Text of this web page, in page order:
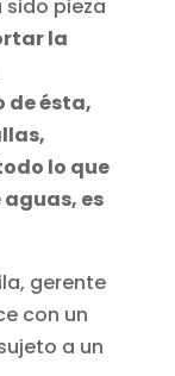
pieza
la
de ésta,
lo que
aguas, es
gerente
con un
a un